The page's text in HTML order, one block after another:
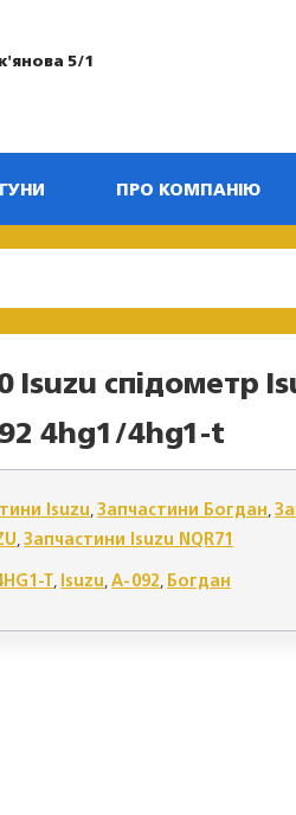
5/1
ПРО КОМПАНІЮ
Isuzu спідометр
4hg1/4hg1-t
Isuzu,Запчастини Богдан,
,Запчастини Isuzu NQR71
T,Isuzu,А-092,Богдан